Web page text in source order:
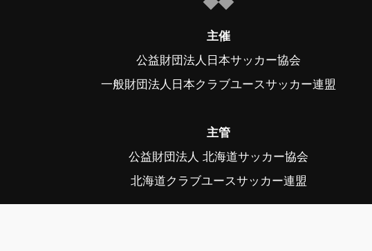
主催
公益財団法人日本サッカー協会
一般財団法人日本クラブユースサッカー連盟
主管
公益財団法人 北海道サッカー協会
北海道クラブユースサッカー連盟